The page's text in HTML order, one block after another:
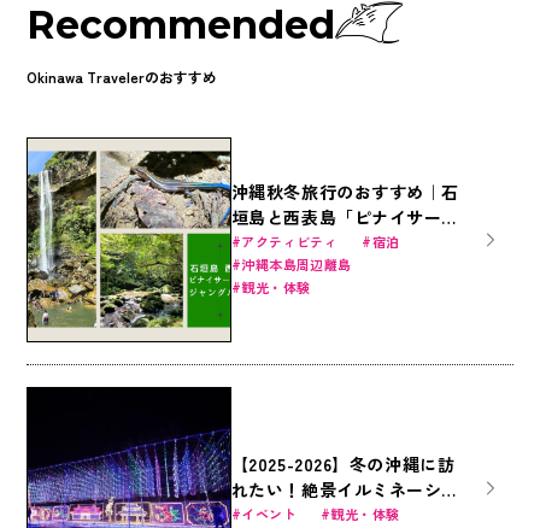
Recommended
Okinawa Travelerのおすすめ
沖縄秋冬旅行のおすすめ｜石
垣島と西表島「ピナイサーラ
の滝」で大自然のジャングル
体験を！定番アクティビティ
とホテルで遊びつくそう！
アクティビティ
宿泊
沖縄本島周辺離島
観光・体験
【2025-2026】冬の沖縄に訪
れたい！絶景イルミネーショ
ン5選
イベント 観光・体験